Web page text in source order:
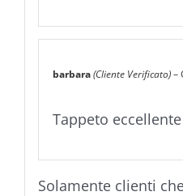
barbara(Cliente Verificato)–
Tappeto eccellente
Solamente clienti